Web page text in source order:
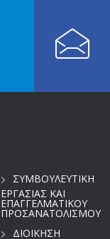
ΣΥΜΒΟΥΛΕΥΤΙΚΗ
ΕΡΓΑΣΙΑΣ ΚΑΙ
ΕΠΑΓΓΕΛΜΑΤΙΚΟΥ
ΠΡΟΣΑΝΑΤΟΛΙΣΜΟΥ
ΔΙΟΙΚΗΣΗ